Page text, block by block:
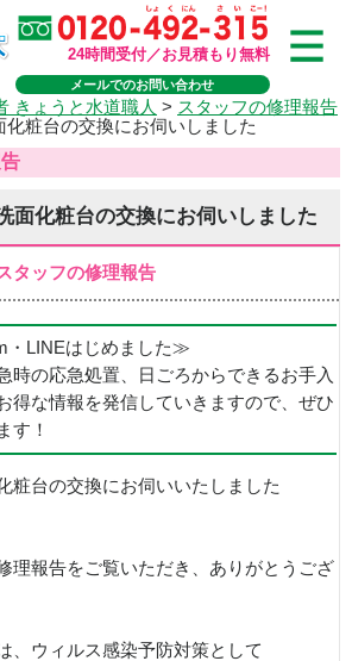
24時間受付／お見積もり無料
メールでのお問い合わせ
きょうと水道職人 > スタッフの修理報告
粧台の交換にお伺いしました
面化粧台の交換にお伺いしました
タッフの修理報告
・LINEはじめました≫
時の応急処置、日ごろからできるお手入
得な情報を発信していきますので、ぜひ
す！
粧台の交換にお伺いいたしました
理報告をご覧いただき、ありがとうござ
、ウィルス感染予防対策として